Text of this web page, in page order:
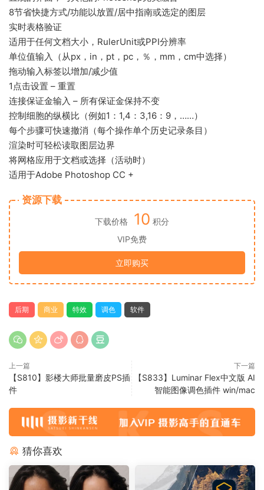
8节省快捷方式/功能以放置/居中指南或选定的图层
实时表格验证
适用于任何文档大小，RulerUnit或PPI分辨率
单位值输入（从px，in，pt，pc，％，mm，cm中选择）
拖动输入标签以增加/减少值
1点击设置 – 重置
连接保证金输入 – 所有保证金保持不变
控制细胞的纵横比（例如1：1,4：3,16：9，……）
每个步骤可快速撤消（每个操作单个历史记录条目）
渲染时可轻松读取图层边界
将网格应用于文档或选择（活动时）
适用于Adobe Photoshop CC +
资源下载
下载价格 10 积分
VIP免费
立即购买
后期 商业 特效 调色 软件
上一篇
【S810】影楼大师批量磨皮PS插
件
下一篇
【S833】Luminar Flex中文版 AI
智能图像调色插件 win/mac
猜你喜欢